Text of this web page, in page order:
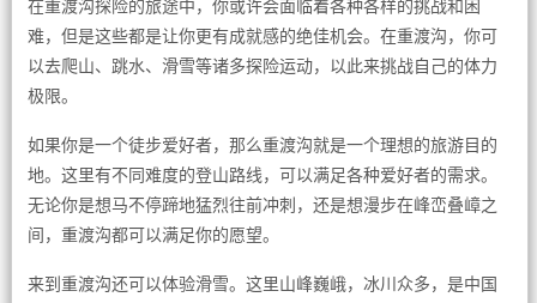
在重渡沟探险的旅途中，你或许会面临着各种各样的挑战和困
难，但是这些都是让你更有成就感的绝佳机会。在重渡沟，你可
以去爬山、跳水、滑雪等诸多探险运动，以此来挑战自己的体力
极限。
如果你是一个徒步爱好者，那么重渡沟就是一个理想的旅游目的
地。这里有不同难度的登山路线，可以满足各种爱好者的需求。
无论你是想马不停蹄地猛烈往前冲刺，还是想漫步在峰峦叠嶂之
间，重渡沟都可以满足你的愿望。
来到重渡沟还可以体验滑雪。这里山峰巍峨，冰川众多，是中国